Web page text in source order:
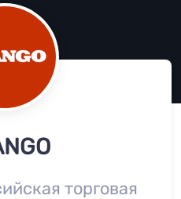
торговая